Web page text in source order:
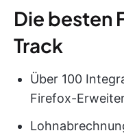
Die besten
Track
Über 100
Firefox-